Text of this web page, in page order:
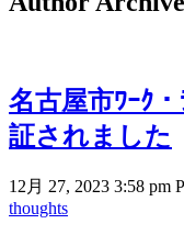
名古屋市ﾜｰｸ
証されました
12月 27, 2023 3:58 pm
thoughts